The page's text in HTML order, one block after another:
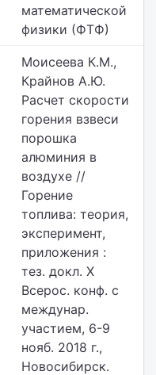
математической
физики (ФТФ)
Моисеева К.М.,
Крайнов А.Ю.
Расчет скорости
горения взвеси
порошка
алюминия в
воздухе //
Горение
топлива: теория,
эксперимент,
приложения :
тез. докл. Х
Всерос. конф. с
междунар.
участием, 6-9
нояб. 2018 г.,
Новосибирск.